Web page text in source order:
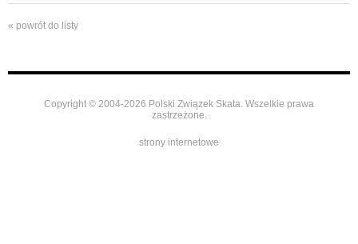
« powrót do listy
Copyright © 2004-2026 Polski Związek Skata. Wszelkie prawa
zastrzeżone.
strony internetowe